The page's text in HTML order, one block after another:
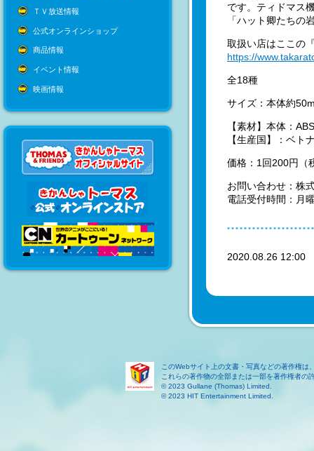
ＴＶ放送情報
公式オンラインショップ
商品情報
イベント情報
映画情報
です。ティドマス
「ハット卿たちの
取扱い店はここの
https://
全18種
サイズ：本体約
【素材】本体：
【生産国】：ベト
価格：1回200円（
お問い合わせ：株
電話受付時間：月
2020.08.26
このWebサイト上の文書・写真などの著作権
これらの著作物の全部または一部を著作権者の
© 2023 Gullane (Thomas) Limited.
© 2023 HIT Entertainment Limited.